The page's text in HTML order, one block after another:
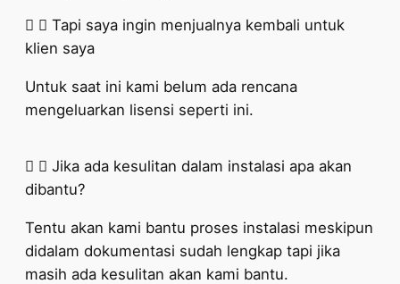
Tapi saya ingin menjualnya kembali untuk
klien saya
Untuk saat ini kami belum ada rencana
mengeluarkan lisensi seperti ini.
Jika ada kesulitan dalam instalasi apa akan
dibantu?
Tentu akan kami bantu proses instalasi meskipun
didalam dokumentasi sudah lengkap tapi jika
masih ada kesulitan akan kami bantu.